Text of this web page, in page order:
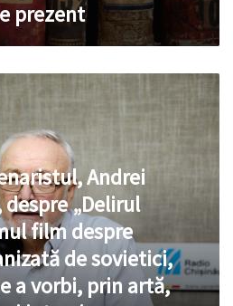
prezent
Andrei
„Delirul
film despre
de sovietici,
a vorbi, prin artă,